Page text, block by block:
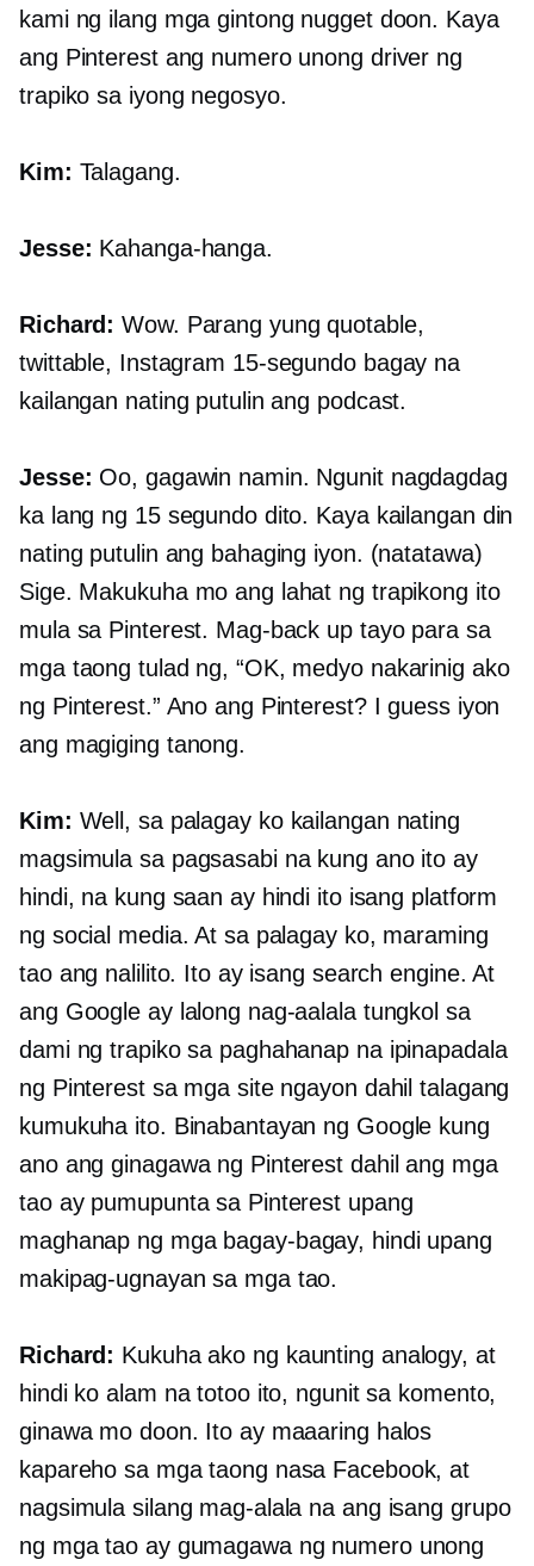
kami ng ilang mga gintong nugget doon. Kaya
ang Pinterest ang numero unong driver ng
trapiko sa iyong negosyo.
Kim: Talagang.
Jesse: Kahanga-hanga.
Richard: Wow. Parang yung quotable,
twittable, Instagram 15-segundobagay na
kailangan nating putulin ang podcast.
Jesse: Oo, gagawin namin. Ngunit nagdagdag
ka lang ng 15 segundo dito. Kaya kailangan din
nating putulin ang bahaging iyon. (natatawa)
Sige. Makukuha mo ang lahat ng trapikong ito
mula sa Pinterest. Mag-back up tayo para sa
mga taong tulad ng, “OK, medyo nakarinig ako
ng Pinterest.” Ano ang Pinterest? I guess iyon
ang magiging tanong.
Kim: Well, sa palagay ko kailangan nating
magsimula sa pagsasabi na kung ano ito ay
hindi, na kung saan ay hindi ito isang platform
ng social media. At sa palagay ko, maraming
tao ang nalilito. Ito ay isang search engine. At
ang Google ay lalong nag-aalala tungkol sa
dami ng trapiko sa paghahanap na ipinapadala
ng Pinterest sa mga site ngayon dahil talagang
kumukuha ito. Binabantayan ng Google kung
ano ang ginagawa ng Pinterest dahil ang mga
tao ay pumupunta sa Pinterest upang
maghanap ng mga bagay-bagay, hindi upang
makipag-ugnayan sa mga tao.
Richard: Kukuha ako ng kaunting analogy, at
hindi ko alam na totoo ito, ngunit sa komento,
ginawa mo doon. Ito ay maaaring halos
kapareho sa mga taong nasa Facebook, at
nagsimula silang mag-alala na ang isang grupo
ng mga tao ay gumagawa ng numero unong